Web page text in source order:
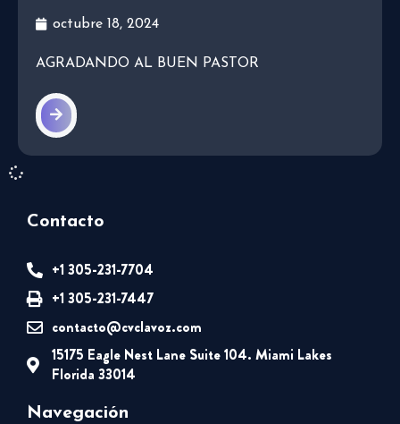
octubre 18, 2024
AGRADANDO AL BUEN PASTOR
Contacto
+1 305-231-7704
+1 305-231-7447
contacto@cvclavoz.com
15175 Eagle Nest Lane Suite 104. Miami Lakes
Florida 33014
Navegación